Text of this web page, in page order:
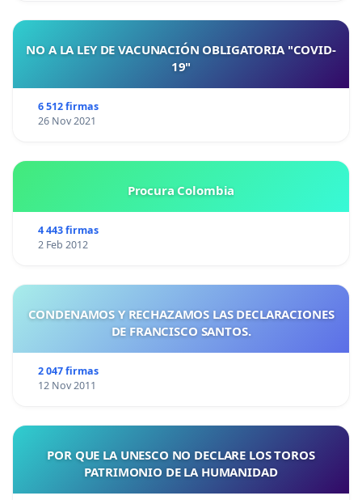
NO A LA LEY DE VACUNACIÓN OBLIGATORIA "COVID-
19"
6 512 firmas
26 Nov 2021
Procura Colombia
4 443 firmas
2 Feb 2012
CONDENAMOS Y RECHAZAMOS LAS DECLARACIONES
DE FRANCISCO SANTOS.
2 047 firmas
12 Nov 2011
POR QUE LA UNESCO NO DECLARE LOS TOROS
PATRIMONIO DE LA HUMANIDAD